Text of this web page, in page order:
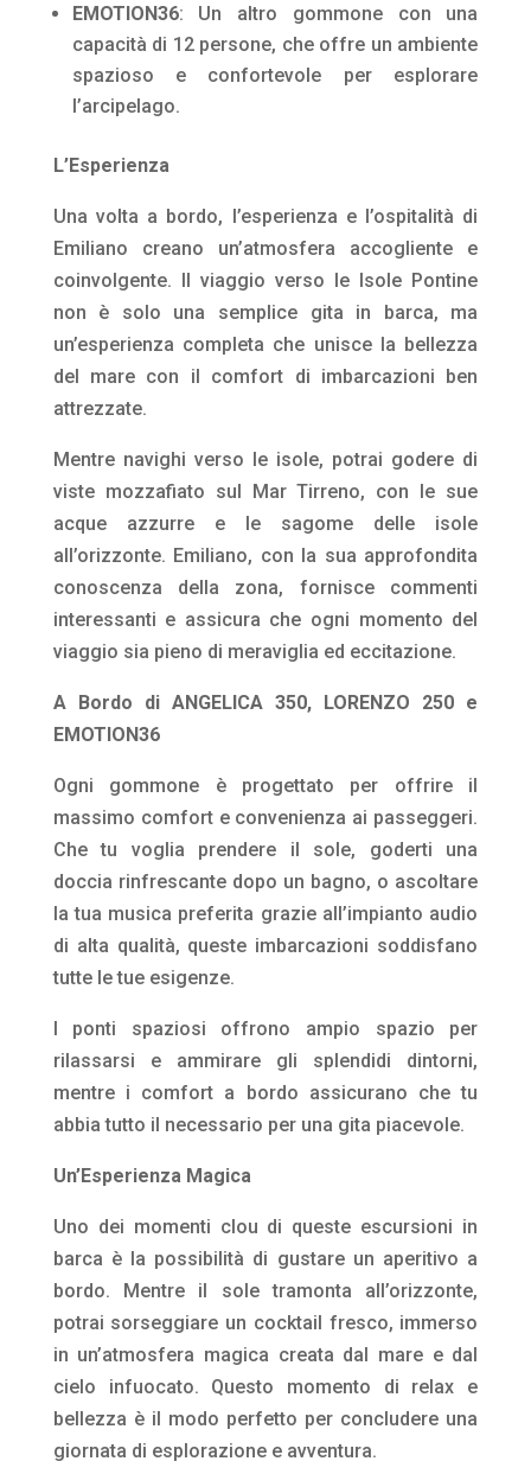
EMOTION36: Un altro gommone con una
capacità di 12 persone, che offre un ambiente
spazioso e confortevole per esplorare
l’arcipelago.
L’Esperienza
Una volta a bordo, l’esperienza e l’ospitalità di
Emiliano creano un’atmosfera accogliente e
coinvolgente. Il viaggio verso le Isole Pontine
non è solo una semplice gita in barca, ma
un’esperienza completa che unisce la bellezza
del mare con il comfort di imbarcazioni ben
attrezzate.
Mentre navighi verso le isole, potrai godere di
viste mozzafiato sul Mar Tirreno, con le sue
acque azzurre e le sagome delle isole
all’orizzonte. Emiliano, con la sua approfondita
conoscenza della zona, fornisce commenti
interessanti e assicura che ogni momento del
viaggio sia pieno di meraviglia ed eccitazione.
A Bordo di ANGELICA 350, LORENZO 250 e
EMOTION36
Ogni gommone è progettato per offrire il
massimo comfort e convenienza ai passeggeri.
Che tu voglia prendere il sole, goderti una
doccia rinfrescante dopo un bagno, o ascoltare
la tua musica preferita grazie all’impianto audio
di alta qualità, queste imbarcazioni soddisfano
tutte le tue esigenze.
I ponti spaziosi offrono ampio spazio per
rilassarsi e ammirare gli splendidi dintorni,
mentre i comfort a bordo assicurano che tu
abbia tutto il necessario per una gita piacevole.
Un’Esperienza Magica
Uno dei momenti clou di queste escursioni in
barca è la possibilità di gustare un aperitivo a
bordo. Mentre il sole tramonta all’orizzonte,
potrai sorseggiare un cocktail fresco, immerso
in un’atmosfera magica creata dal mare e dal
cielo infuocato. Questo momento di relax e
bellezza è il modo perfetto per concludere una
giornata di esplorazione e avventura.